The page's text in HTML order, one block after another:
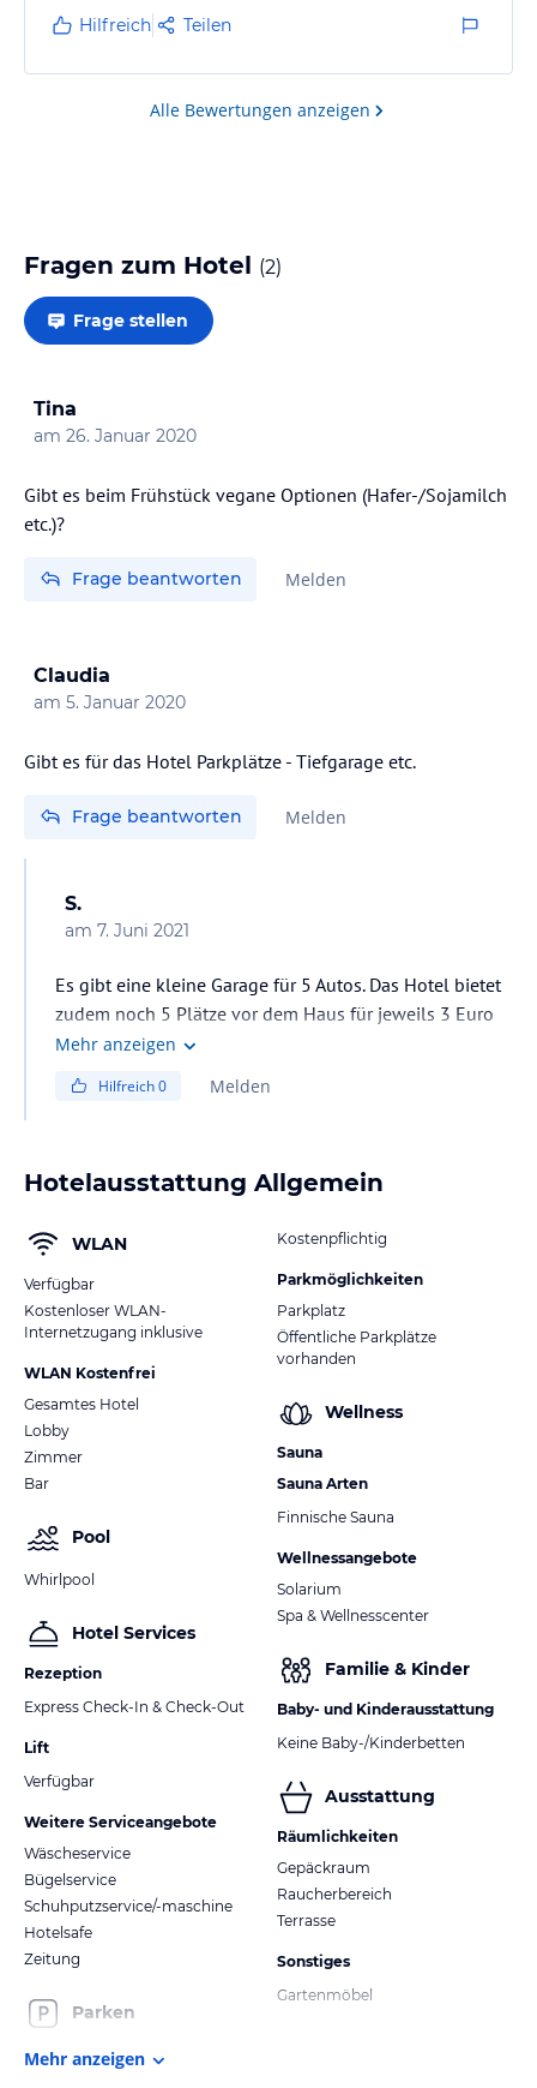
Hilfreich Teilen
Alle Bewertungen anzeigen
Fragen zum Hotel (2)
Frage stellen
Tina
am 26. Januar 2020
Gibt es beim Frühstück vegane Optionen (Hafer-/Sojamilch
etc.)?
Frage beantworten Melden
Claudia
am 5. Januar 2020
Gibt es für das Hotel Parkplätze - Tiefgarage etc.
Frage beantworten Melden
S.
am 7. Juni 2021
Es gibt eine kleine Garage für 5 Autos. Das Hotel bietet
zudem noch 5 Plätze vor dem Haus für jeweils 3 Euro
die Nacht an. Ansonsten gibt es Hotel nah noch viele
Mehr anzeigen
Hilfreich0 Melden
Hotelausstattung Allgemein
WLAN
Verfügbar
Kostenloser WLAN-
Internetzugang inklusive
WLAN Kostenfrei
Gesamtes Hotel
Lobby
Zimmer
Bar
Pool
Whirlpool
Hotel Services
Rezeption
Express Check-In & Check-Out
Lift
Verfügbar
Weitere Serviceangebote
Wäscheservice
Bügelservice
Schuhputzservice/-maschine
Hotelsafe
Zeitung
Parken
Kostenpflichtig
Parkmöglichkeiten
Parkplatz
Öffentliche Parkplätze
vorhanden
Wellness
Sauna
Sauna Arten
Finnische Sauna
Wellnessangebote
Solarium
Spa & Wellnesscenter
Familie & Kinder
Baby- und Kinderausstattung
Keine Baby-/Kinderbetten
Ausstattung
Räumlichkeiten
Gepäckraum
Raucherbereich
Terrasse
Sonstiges
Gartenmöbel
Mehr anzeigen